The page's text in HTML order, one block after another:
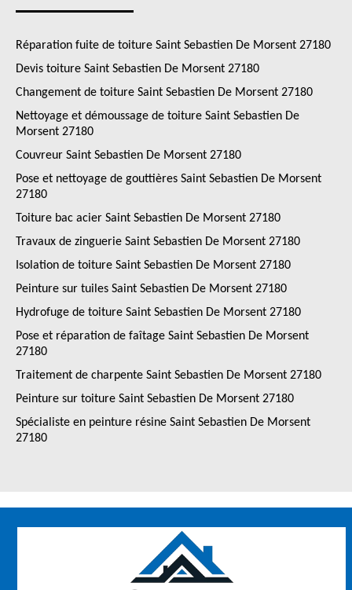
Réparation fuite de toiture Saint Sebastien De Morsent 27180
Devis toiture Saint Sebastien De Morsent 27180
Changement de toiture Saint Sebastien De Morsent 27180
Nettoyage et démoussage de toiture Saint Sebastien De
Morsent 27180
Couvreur Saint Sebastien De Morsent 27180
Pose et nettoyage de gouttières Saint Sebastien De Morsent
27180
Toiture bac acier Saint Sebastien De Morsent 27180
Travaux de zinguerie Saint Sebastien De Morsent 27180
Isolation de toiture Saint Sebastien De Morsent 27180
Peinture sur tuiles Saint Sebastien De Morsent 27180
Hydrofuge de toiture Saint Sebastien De Morsent 27180
Pose et réparation de faîtage Saint Sebastien De Morsent
27180
Traitement de charpente Saint Sebastien De Morsent 27180
Peinture sur toiture Saint Sebastien De Morsent 27180
Spécialiste en peinture résine Saint Sebastien De Morsent
27180